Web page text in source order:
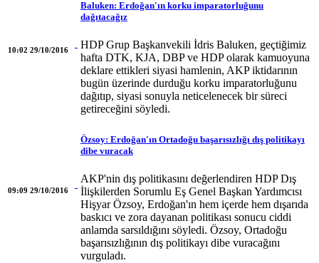
10:02 29/10/2016
Baluken: Erdoğan'ın korku imparatorluğunu
dağıtacağız
HDP Grup Başkanvekili İdris Baluken, geçtiğimiz
hafta DTK, KJA, DBP ve HDP olarak kamuoyuna
deklare ettikleri siyasi hamlenin, AKP iktidarının
bugün üzerinde durduğu korku imparatorluğunu
dağıtıp, siyasi sonuyla neticelenecek bir süreci
getireceğini söyledi.
09:09 29/10/2016
Özsoy: Erdoğan'ın Ortadoğu başarısızlığı dış politikayı
dibe vuracak
AKP'nin dış politikasını değerlendiren HDP Dış
İlişkilerden Sorumlu Eş Genel Başkan Yardımcısı
Hişyar Özsoy, Erdoğan'ın hem içerde hem dışarıda
baskıcı ve zora dayanan politikası sonucu ciddi
anlamda sarsıldığını söyledi. Özsoy, Ortadoğu
başarısızlığının dış politikayı dibe vuracağını
vurguladı.